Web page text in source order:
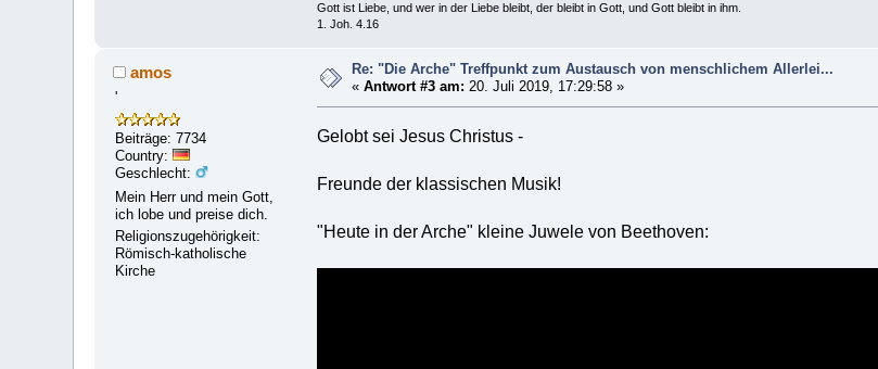
Gott ist Liebe, und wer in der Liebe bleibt, der bleibt in Gott, und Gott bleibt in ihm.
1. Joh. 4.16
amos
'
Beiträge: 7734
Country:
Geschlecht:
Mein Herr und mein Gott,
ich lobe und preise dich.
Religionszugehörigkeit:
Römisch-katholische
Kirche
Re: "Die Arche" Treffpunkt zum Austausch von menschlichem Allerlei...
«Antwort #3 am: 20. Juli 2019, 17:29:58 »
Gelobt sei Jesus Christus -
Freunde der klassischen Musik!
"Heute in der Arche" kleine Juwele von Beethoven: